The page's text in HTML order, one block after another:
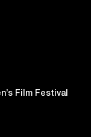
Film Festival